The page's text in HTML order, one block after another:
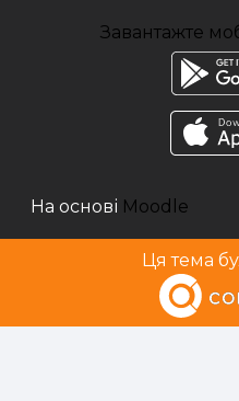
Завантажте
На основі Moodle
Ця тема